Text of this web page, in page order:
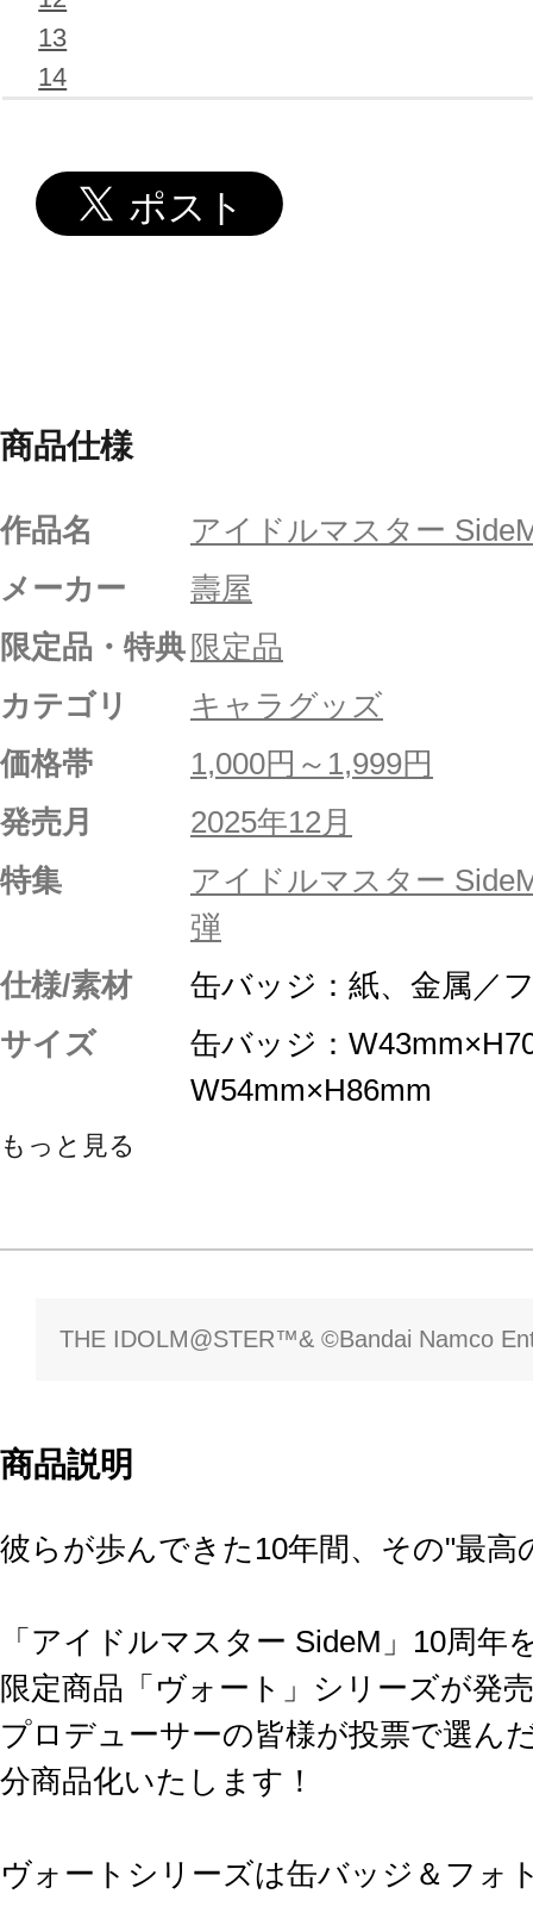
13
14
商品仕様
作品名
アイドルマスター
メーカー
壽屋
限定品・特典 限定品
カテゴリ
キャラグッズ
価格帯
1,000円～1,999円
発売月
2025年12月
特集
アイドルマスター
弾
仕様/素材
缶バッジ：紙、金属／
サイズ
缶バッジ：
W54mm×H86mm
もっと見る
THE IDOLM@STER™& ©Bandai Namco
商品説明
彼らが歩んできた10年間、その"最高
「アイドルマスター SideM」10周
限定商品「ヴォート」シリーズが発
プロデューサーの皆様が投票で選ん
分商品化いたします！
ヴォートシリーズは缶バッジ＆フォ